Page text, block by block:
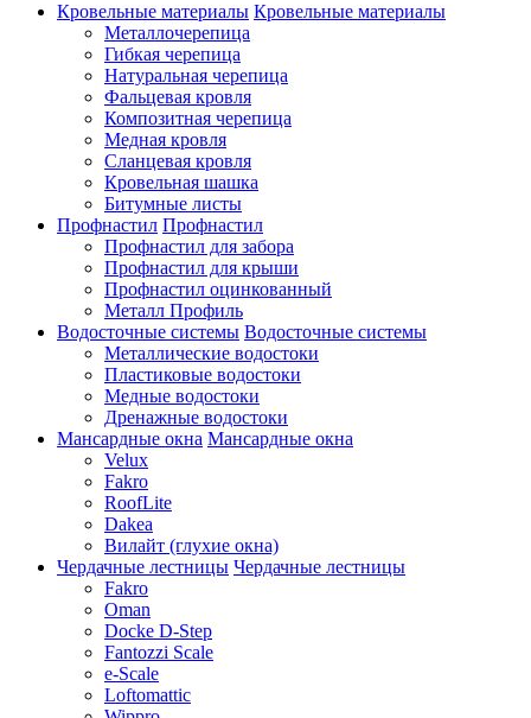
Кровельные материалы Кровельные материалы
Металлочерепица
Гибкая черепица
Натуральная черепица
Фальцевая кровля
Композитная черепица
Медная кровля
Сланцевая кровля
Кровельная шашка
Битумные листы
Профнастил Профнастил
Профнастил для забора
Профнастил для крыши
Профнастил оцинкованный
Металл Профиль
Водосточные системы Водосточные системы
Металлические водостоки
Пластиковые водостоки
Медные водостоки
Дренажные водостоки
Мансардные окна Мансардные окна
Velux
Fakro
RoofLite
Dakea
Вилайт (глухие окна)
Чердачные лестницы Чердачные лестницы
Fakro
Oman
Docke D-Step
Fantozzi Scale
e-Scale
Loftomattic